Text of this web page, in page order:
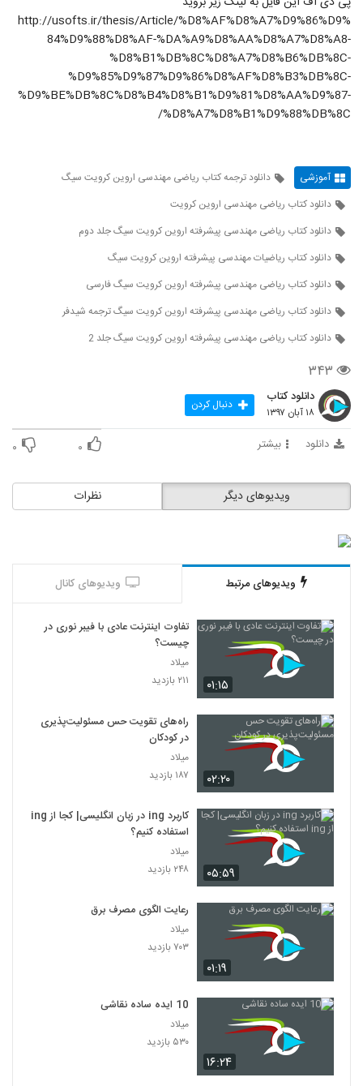
http://usofts.ir/thesis/Article/%D8%AF%D8%A7%D9%86%D9%
84%D9%88%D8%AF-%DA%A9%D8%AA%D8%A7%D8%A8-
%D8%B1%DB%8C%D8%A7%D8%B6%DB%8C-
%D9%85%D9%87%D9%86%D8%AF%D8%B3%DB%8C-
%D9%BE%DB%8C%D8%B4%D8%B1%D9%81%D8%AA%D9%87-
%D8%A7%D8%B1%D9%88%DB%8C/
آموزشی
دانلود ترجمه کتاب ریاضی مهندسی اروین کرویت سیگ
دانلود کتاب ریاضی مهندسی اروین کرویت
دانلود کتاب ریاضی مهندسی پیشرفته اروین کرویت سیگ جلد دوم
دانلود کتاب ریاضیات مهندسی پیشرفته اروین کرویت سیگ
دانلود کتاب ریاضی مهندسی پیشرفته اروین کرویت سیگ فارسی
دانلود کتاب ریاضی مهندسی پیشرفته اروین کرویت سیگ ترجمه شیدفر
دانلود کتاب ریاضی مهندسی پیشرفته اروین کرویت سیگ جلد 2
۳۴۳
دانلود کتاب
۱۸ آبان ۱۳۹۷ دنبال کردن
دانلود بیشتر ۰ ۰
نظرات ویدیوهای دیگر
ویدیوهای مرتبط ویدیوهای کانال
۰۱:۱۵
تفاوت اینترنت عادی با فیبر نوری در
چیست؟
میلاد
۲۱۱ بازدید
۰۲:۲۰
راه‌های تقویت حس مسئولیت‌پذیری
در کودکان
میلاد
۱۸۷ بازدید
۰۵:۵۹
کاربرد ing در زبان انگلیسی| کجا از ing
استفاده کنیم؟
میلاد
۲۴۸ بازدید
۰۱:۱۹
رعایت الگوی مصرف برق
میلاد
۷۰۳ بازدید
۱۶:۲۴
10 ایده ساده نقاشی
میلاد
۵۳۰ بازدید